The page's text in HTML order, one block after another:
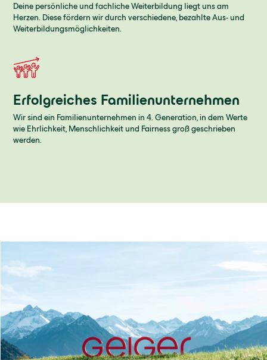
Deine persönliche und fachliche Weiterbildung liegt uns am
Herzen. Diese fördern wir durch verschiedene, bezahlte Aus- und
Weiterbildungsmöglichkeiten.
Erfolgreiches Familienunternehmen
Wir sind ein Familienunternehmen in 4. Generation, in dem Werte
wie Ehrlichkeit, Menschlichkeit und Fairness groß geschrieben
werden.